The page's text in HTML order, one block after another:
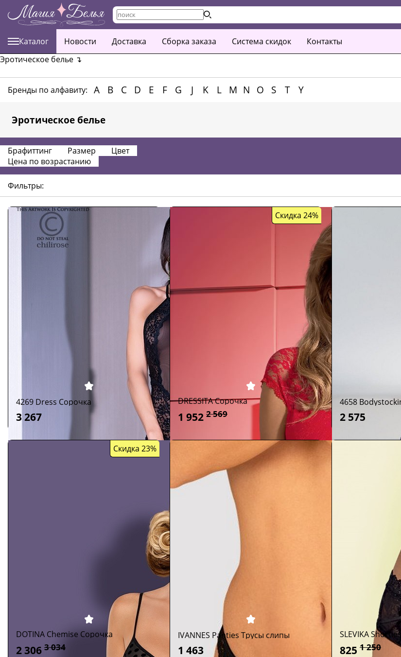
Каталог Новости Доставка Сборка заказа Система скидок
Контакты
Эротическое белье ↴
Бренды по алфавиту: A B C D E F G J K L M N O S T Y
Эротическое белье
Брафиттинг Размер
Цвет
Цена по возрастанию
Фильтры:
4269 Dress Сорочка
3 267
Скидка 24%
DRESSITA Сорочка
1 952 2 569
4658
2 575
Скидка 23%
DOTINA Chemise Сорочка
2 306 3 034
IVANNES Panties Трусы слипы
1 463
SLEVIKA
825 1 250